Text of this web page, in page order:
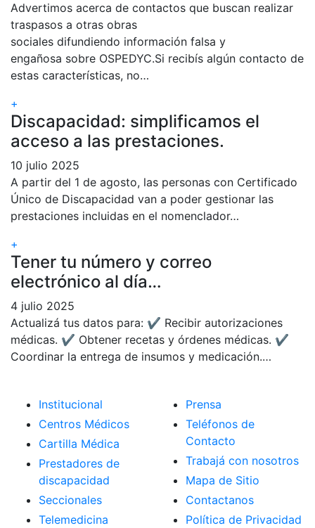
Advertimos acerca de contactos que buscan realizar
traspasos a otras obras
sociales difundiendo información falsa y
engañosa sobre OSPEDYC.Si recibís algún contacto de
estas características, no…
+
Discapacidad: simplificamos el
acceso a las prestaciones.
10 julio 2025
A partir del 1 de agosto, las personas con Certificado
Único de Discapacidad van a poder gestionar las
prestaciones incluidas en el nomenclador…
+
Tener tu número y correo
electrónico al día…
4 julio 2025
Actualizá tus datos para: ✔ Recibir autorizaciones
médicas. ✔ Obtener recetas y órdenes médicas. ✔
Coordinar la entrega de insumos y medicación.…
Institucional
Centros Médicos
Cartilla Médica
Prestadores de
discapacidad
Seccionales
Telemedicina
Prensa
Teléfonos de
Contacto
Trabajá con nosotros
Mapa de Sitio
Contactanos
Política de Privacidad